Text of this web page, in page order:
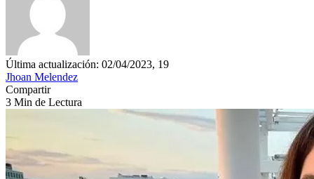
Última actualización: 02/04/2023, 19
Jhoan Melendez
Compartir
3 Min de Lectura